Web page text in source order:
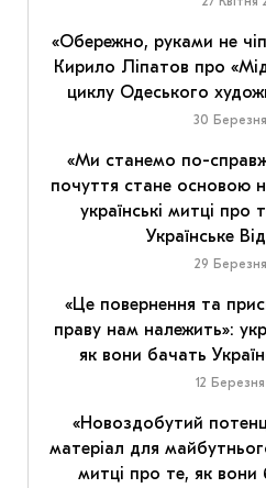
«Обережно, руками не
Кирило Ліпатов про
циклу Одеського
30
«Ми станемо по-
почуття стане основою
українські митці про
Українське
29
«Це повернення та
праву нам належить»:
як вони бачать
12
«Новоздобутий
матеріал для
митці про те, як вони